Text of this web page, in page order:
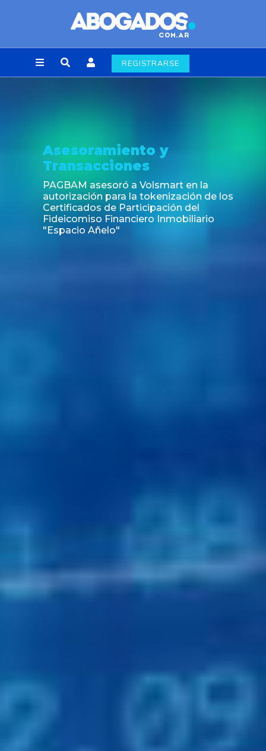
REGISTRARSE
Noticia
Fin de la obligación de rúbrica de los libros
laborales en la Ciudad de Buenos Aires